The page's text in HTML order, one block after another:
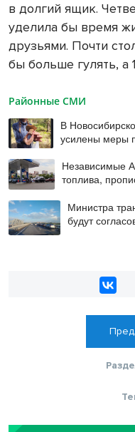
в долгий ящик.
уделила бы время
друзьями. Почти
бы больше гулять, а
Районные СМИ
В
усилены меры
Независимые
топлива,
Министра
будут